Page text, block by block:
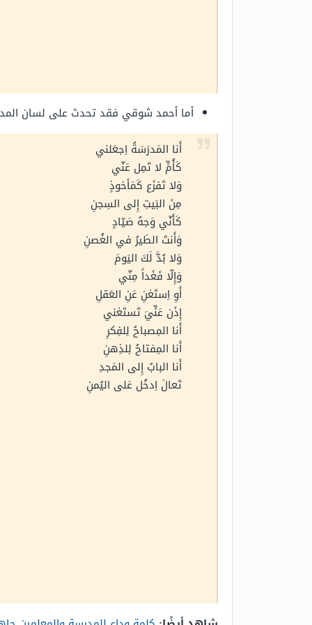
أما أحمد شوقي فقد تحدث على لسان
أَنا المَدرَسَةُ اِجعَلني
كَأُمٍّ لا تَمِل عَنّي
وَلا تَفزَع كَمَأخوذٍ
مِنَ البَيتِ إِلى السِجنِ
كَأَنّي وَجهُ صَيّادٍ
وَأَنتَ الطَيرُ في الغُصنِ
وَلا بُدَّ لَكَ اليَومَ
وَإِلّا فَغَداً مِنّي
أَوِ اِستَغنِ عَنِ العَقلِ
إِذَن عَنِّيَ تَستَغني
أَنا المِصباحُ لِلفِكرِ
أَنا المِفتاحُ لِلذِهنِ
أَنا البابُ إِلى المَجدِ
تَعالَ اِدخُل عَلى اليُمنِ